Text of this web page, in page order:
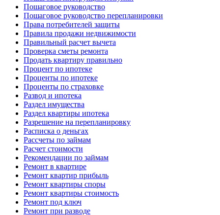
Пошаговое руководство
Пошаговое руководство перепланировки
Права потребителей защиты
Правила продажи недвижимости
Правильный расчет вычета
Проверка сметы ремонта
Продать квартиру правильно
Процент по ипотеке
Проценты по ипотеке
Проценты по страховке
Развод и ипотека
Раздел имущества
Раздел квартиры ипотека
Разрешение на перепланировку
Расписка о деньгах
Рассчеты по займам
Расчет стоимости
Рекомендации по займам
Ремонт в квартире
Ремонт квартир прибыль
Ремонт квартиры споры
Ремонт квартиры стоимость
Ремонт под ключ
Ремонт при разводе